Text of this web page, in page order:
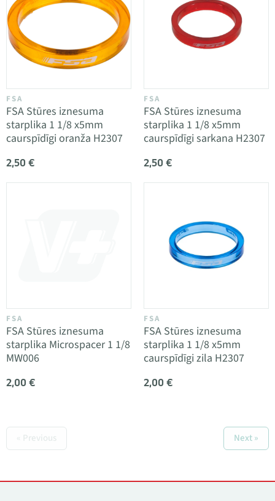
FSA
FSA Stūres iznesuma
starplika 1 1/8 x5mm
caurspīdīgi oranža H2307
2,50 €
FSA
FSA Stūres iznesuma
starplika 1 1/8 x5mm
caurspīdīgi sarkana H2307
2,50 €
FSA
FSA Stūres iznesuma
starplika Microspacer 1 1/8
MW006
2,00 €
FSA
FSA Stūres iznesuma
starplika 1 1/8 x5mm
caurspīdīgi zila H2307
2,00 €
« Previous Next »